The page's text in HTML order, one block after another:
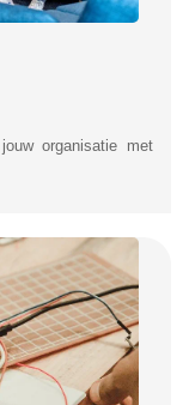
organisatie met